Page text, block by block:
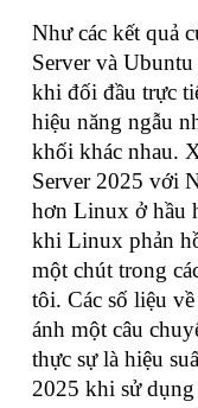
Như các kết quả
Server và Ubuntu
khi đối đầu trực
hiệu năng ngẫu
khối khác nhau.
Server 2025 với
hơn Linux ở hầu
khi Linux phản
một chút trong
tôi. Các số liệu
ánh một câu
thực sự là hiệu
2025 khi sử